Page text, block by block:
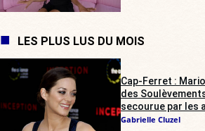
LES PLUS LUS DU MOIS
Cap-Ferret :
des
secourue par les
Gabrielle Cluzel